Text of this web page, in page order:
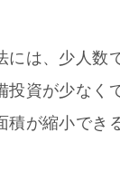
には、少人数
投資が少なく
積が縮小でき